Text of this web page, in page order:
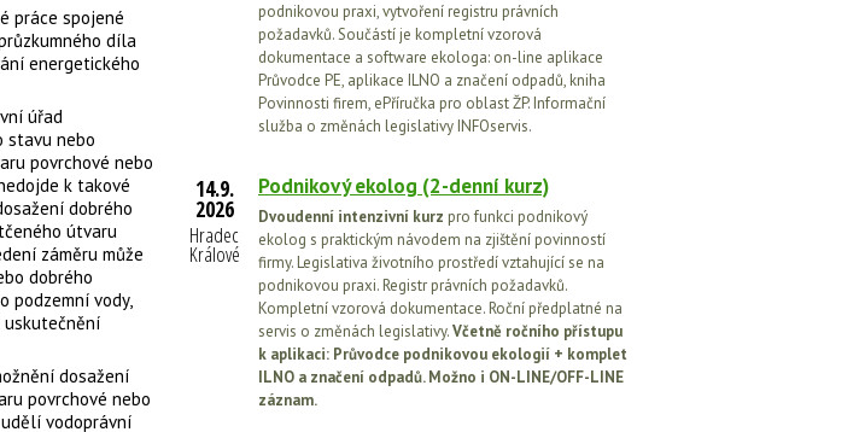
práce spojené
díla
energetického
úřad
stavu nebo
povrchové nebo
k takové
dobrého
útvaru
záměru může
dobrého
podzemní vody,
dosažení
povrchové nebo
vodoprávní
podnikovou praxi, vytvoření registru právních
požadavků. Součástí je kompletní vzorová
dokumentace a software ekologa: on-line aplikace
Průvodce PE, aplikace ILNO a značení odpadů, kniha
Povinnosti firem, ePříručka pro oblast ŽP. Informační
služba o změnách legislativy INFOservis.
14.9.
2026
Hradec
Králové
Podnikový ekolog (2-denní kurz)
Dvoudenní intenzivní kurz pro funkci podnikový
ekolog s praktickým návodem na zjištění povinností
firmy. Legislativa životního prostředí vztahující se na
podnikovou praxi. Registr právních požadavků.
Kompletní vzorová dokumentace. Roční předplatné na
servis o změnách legislativy.Včetně ročního přístupu
k aplikaci: Průvodce podnikovou ekologií + komplet
ILNO a značení odpadů. Možno i ON-LINE/OFF-LINE
záznam.